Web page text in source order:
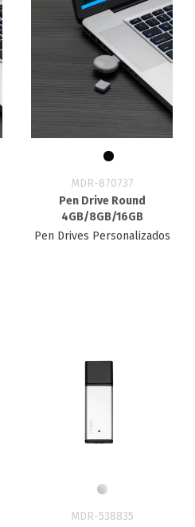
MDR-870737
Pen Drive Round
4GB/8GB/16GB
Pen Drives Personalizados
MDR-538835